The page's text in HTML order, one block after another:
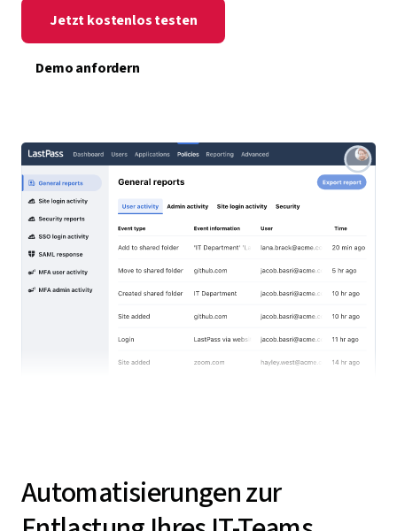
Jetzt kostenlos testen
Demo anfordern
Automatisierungen zur